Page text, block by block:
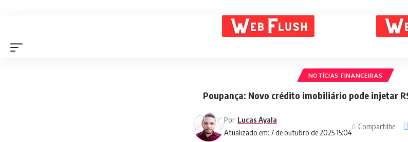
NOTÍCIAS FINANCEIRAS
Poupança: Novo crédito imobiliário pode injetar
Atualizado em: 7 de outubro de 2025 15:04
Por Lucas Ayala
Compartilhe